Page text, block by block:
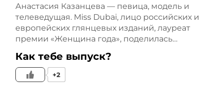
в объявлениях, нельзя
вести на странице с
такими товарами и
конечно нельзя
Анастасия Казанцева — певица, модель и
телеведущая. Miss Dubai, лицо российских и
европейских глянцевых изданий, лауреат
премии «Женщина года», поделилась…
Как тебе выпуск?
+2